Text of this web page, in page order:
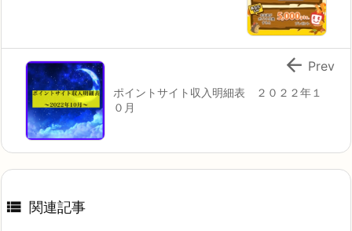
ポイントサイト収入明細表 ２０２２年１
０月
 Prev
 関連記事